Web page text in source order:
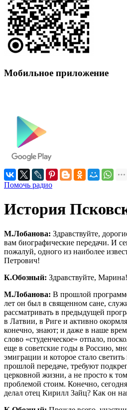
Мобильное приложение
Помочь радио
История
М.Лобанова: Здравствуйте,
вам биографические передачи. И
пожалуй, одного из наиболее
Петрович!
К.Обозный: Здравствуйте,
М.Лобанова: В прошлой
лет он был в священном сане,
рассматривать в предыдущей
в Латвии, в Риге и активно
конечно, знают; и даже в наше
слово «студенческое» отпало,
еще в советские годы в Россию,
эмиграции и которое стало
прошлой передаче, требуют
церковной жизни, а не просто к
проблемой стоим. Конечно,
делал отец Кирилл Зайц? Как он